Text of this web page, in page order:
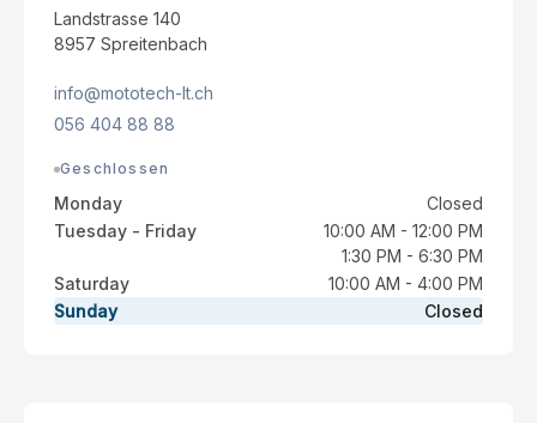
Landstrasse 140
8957 Spreitenbach
info@mototech-lt.ch
056 404 88 88
Geschlossen
Monday
Closed
Tuesday - Friday
10:00 AM - 12:00 PM
1:30 PM - 6:30 PM
Saturday
10:00 AM - 4:00 PM
Sunday
Closed